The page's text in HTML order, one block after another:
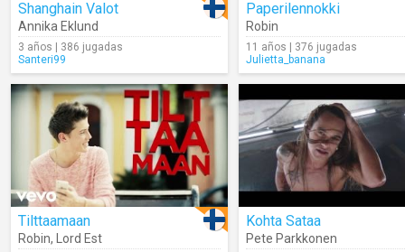
Shanghain Valot
Annika Eklund
3 años | 386 jugadas
Santeri99
Paperilennokki
Robin
11 años | 376 jugadas
Julietta_banana
Tilttaamaan
Robin, Lord Est
Kohta Sataa
Pete Parkkonen